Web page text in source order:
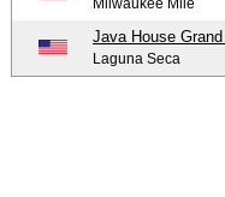
Milwaukee Mile
Java House
Laguna Seca